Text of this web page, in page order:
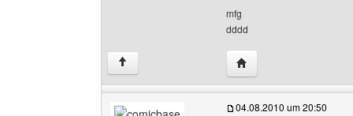
mfg
dddd
↑ Website dieses
04.08.2010 um 20:50